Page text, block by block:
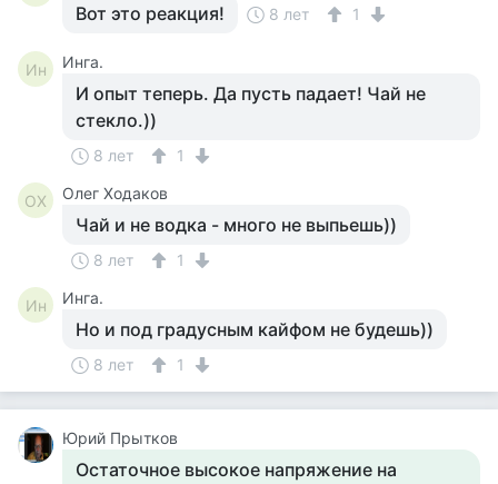
Вот это реакция! 8 лет 1
Ин Инга.
И опыт теперь. Да пусть падает! Чай не
стекло.))
8 лет 1
ОХ Олег Ходаков
Чай и не водка - много не выпьешь))
8 лет 1
Ин Инга.
Но и под градусным кайфом не будешь))
8 лет 1
Юрий Прытков
Остаточное высокое напряжение на